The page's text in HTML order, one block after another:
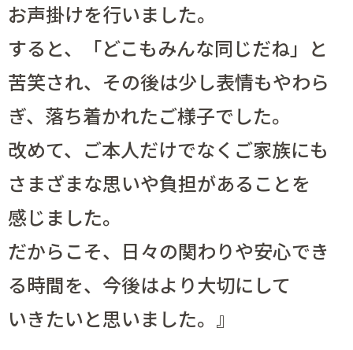
お声掛けを行いました。
すると、「どこもみんな同じだね」と
苦笑され、その後は少し表情もやわら
ぎ、落ち着かれたご様子でした。
改めて、ご本人だけでなくご家族にも
さまざまな思いや負担があることを
感じました。
だからこそ、日々の関わりや安心でき
る時間を、今後はより大切にして
いきたいと思いました。』